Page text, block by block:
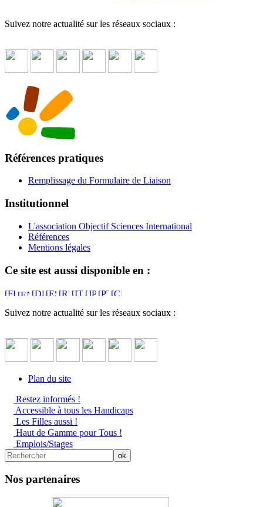
Suivez notre actualité sur les réseaux sociaux :
Références pratiques
Remplissage du Formulaire de Liaison
Institutionnel
L'association Objectif Sciences International
Références
Mentions légales
Ce site est aussi disponible en :
Suivez notre actualité sur les réseaux sociaux :
Plan du site
Restez informés !
Accessible à tous les Handicaps
Les Filles aussi !
Haut de Gamme pour Tous !
Emplois/Stages
Nos partenaires